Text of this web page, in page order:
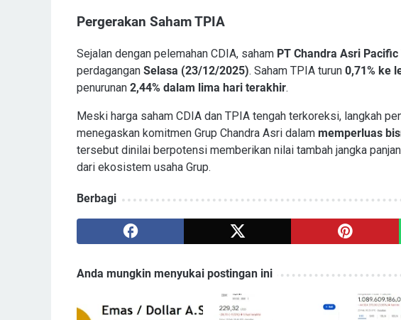
Pergerakan Saham TPIA
Sejalan dengan pelemahan CDIA, saham PT Chandra Asri
perdagangan Selasa (23/12/2025). Saham TPIA turun 0,71% ke
penurunan 2,44% dalam lima hari terakhir.
Meski harga saham CDIA dan TPIA tengah terkoreksi, langkah
menegaskan komitmen Grup Chandra Asri dalam memperluas
tersebut dinilai berpotensi memberikan nilai tambah jangka
dari ekosistem usaha Grup.
Berbagi
Anda mungkin menyukai postingan ini